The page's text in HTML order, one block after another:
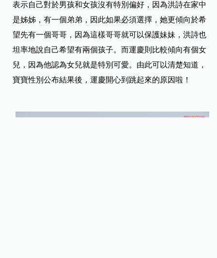
表示自己對於男孩和女孩沒有特別偏好，因為洪詩在家中
是姊姊，有一個弟弟，因此如果必須選擇，她更傾向於希
望先有一個哥哥，因為這樣哥哥就可以保護妹妹，洪詩也
坦率地說自己希望有兩個孩子。而運慶則比較傾向有個女
兒，因為他認為女兒就是特別可愛。由此可以清楚知道，
寶寶性別公布結果後，運慶開心到跳起來的原因啦！